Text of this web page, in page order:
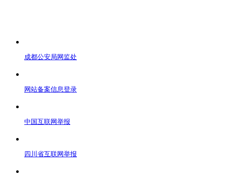
成都公安局网监处
网站备案信息登录
中国互联网举报
四川省互联网举报